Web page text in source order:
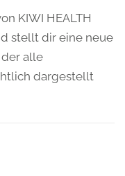
KIWI HEALTH
stellt dir eine neue
alle
dargestellt